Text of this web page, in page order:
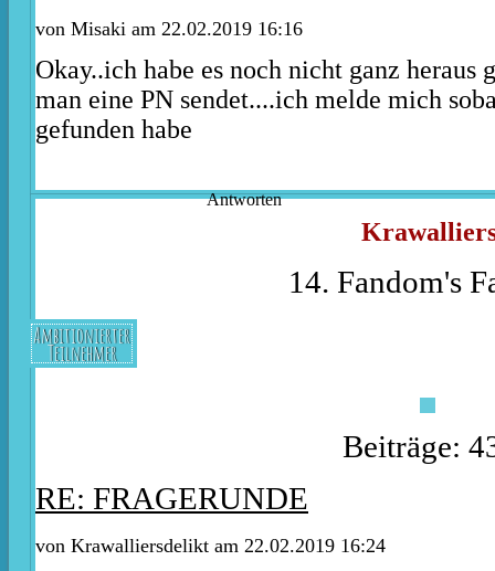
von Misaki am 22.02.2019 16:16
Okay..ich habe es noch nicht ganz heraus
man eine PN sendet....ich melde mich
gefunden habe
Antworten
14. Fandom's
Ambitionierter
Teilnehmer
Beiträge:
RE: FRAGERUNDE
von Krawalliersdelikt am 22.02.2019 16:24